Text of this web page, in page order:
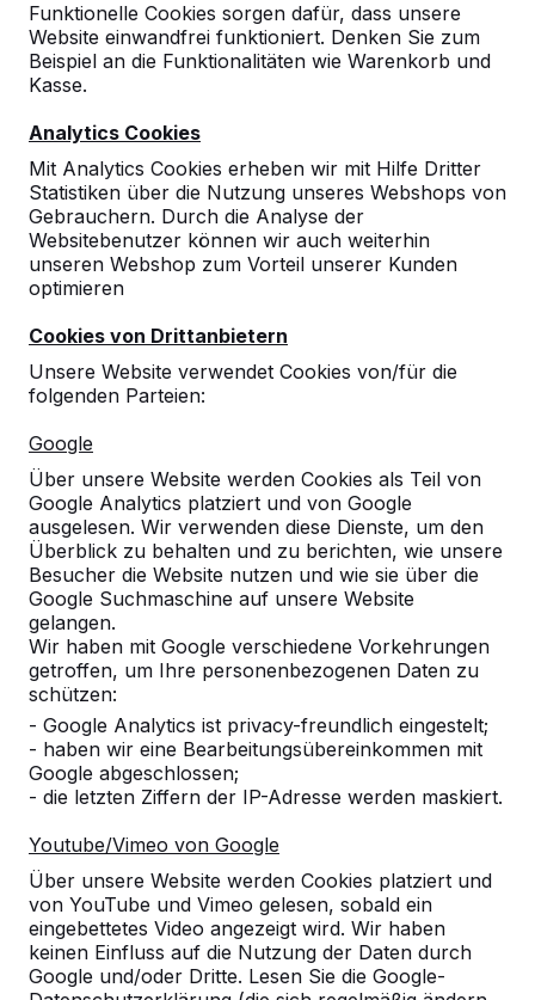
Funktionelle Cookies sorgen dafür, dass unsere
Website einwandfrei funktioniert. Denken Sie zum
Beispiel an die Funktionalitäten wie Warenkorb und
Kasse.
Analytics Cookies
Mit Analytics Cookies erheben wir mit Hilfe Dritter
Statistiken über die Nutzung unseres Webshops von
Gebrauchern. Durch die Analyse der
Websitebenutzer können wir auch weiterhin
unseren Webshop zum Vorteil unserer Kunden
optimieren
Cookies von Drittanbietern
Unsere Website verwendet Cookies von/für die
folgenden Parteien:
Google
Über unsere Website werden Cookies als Teil von
Google Analytics platziert und von Google
ausgelesen. Wir verwenden diese Dienste, um den
Überblick zu behalten und zu berichten, wie unsere
Besucher die Website nutzen und wie sie über die
Google Suchmaschine auf unsere Website
gelangen.
Wir haben mit Google verschiedene Vorkehrungen
getroffen, um Ihre personenbezogenen Daten zu
schützen:
- Google Analytics ist privacy-freundlich eingestelt;
- haben wir eine Bearbeitungsübereinkommen mit
Google abgeschlossen;
- die letzten Ziffern der IP-Adresse werden maskiert.
Youtube/Vimeo von Google
Über unsere Website werden Cookies platziert und
von YouTube und Vimeo gelesen, sobald ein
eingebettetes Video angezeigt wird. Wir haben
keinen Einfluss auf die Nutzung der Daten durch
Google und/oder Dritte. Lesen Sie die Google-
Sitzspielbank Dame
Anthrazit-Beton
10
€ 1.725,00
2. Produkt und folgende für
11%sparen!
Farbe
Anzahl
Zur Bestellung hinzufügen
Zum Angebot hinzufügen